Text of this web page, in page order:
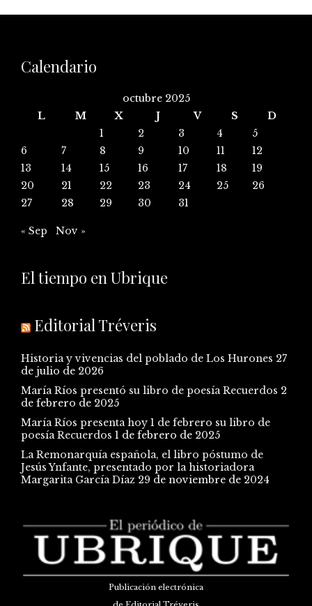
Calendario
octubre 2025
L
M X J V S
D
1
2 3 4
5
6
7 8 9 10 11
12
13
14 15 16 17 18
19
20
21 22 23 24 25
26
27
28 29 30 31
« Sep Nov »
El tiempo en Ubrique
Editorial Tréveris
Historia y vivencias del poblado de Los Hurones 27
de julio de 2026
María Ríos presentó su libro de poesía Recuerdos 2
de febrero de 2025
María Ríos presenta hoy 1 de febrero su libro de
poesía Recuerdos 1 de febrero de 2025
La Remonarquía española, el libro póstumo de
Jesús Ynfante, presentado por la historiadora
Margarita García Díaz 29 de noviembre de 2024
Publicación electrónica